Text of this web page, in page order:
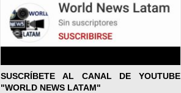
SUSCRÍBETE AL CANAL DE YOUTUBE
"WORLD NEWS LATAM"